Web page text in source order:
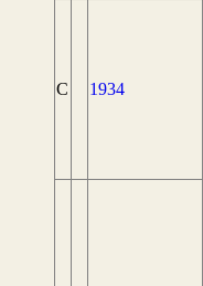
C 1934